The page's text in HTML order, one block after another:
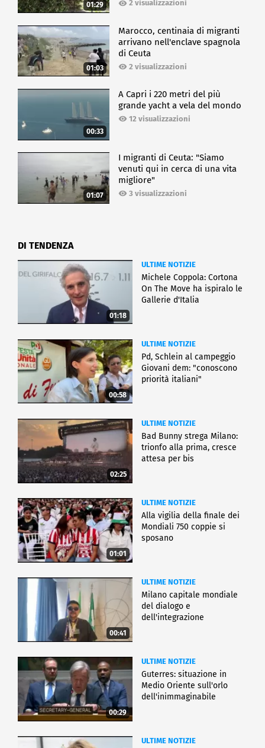
01:29 2 visualizzazioni
01:03
Marocco, centinaia di migranti
arrivano nell'enclave spagnola
di Ceuta
2 visualizzazioni
00:33
A Capri i 220 metri del più
grande yacht a vela del mondo
12 visualizzazioni
01:07
I migranti di Ceuta: "Siamo
venuti qui in cerca di una vita
migliore"
3 visualizzazioni
DI TENDENZA
01:18
ULTIME NOTIZIE
Michele Coppola: Cortona
On The Move ha ispiralo le
Gallerie d'Italia
00:58
ULTIME NOTIZIE
Pd, Schlein al campeggio
Giovani dem: "conoscono
priorità italiani"
02:25
ULTIME NOTIZIE
Bad Bunny strega Milano:
trionfo alla prima, cresce
attesa per bis
01:01
ULTIME NOTIZIE
Alla vigilia della finale dei
Mondiali 750 coppie si
sposano
00:41
ULTIME NOTIZIE
Milano capitale mondiale
del dialogo e
dell'integrazione
00:29
ULTIME NOTIZIE
Guterres: situazione in
Medio Oriente sull'orlo
dell'inimmaginabile
ULTIME NOTIZIE